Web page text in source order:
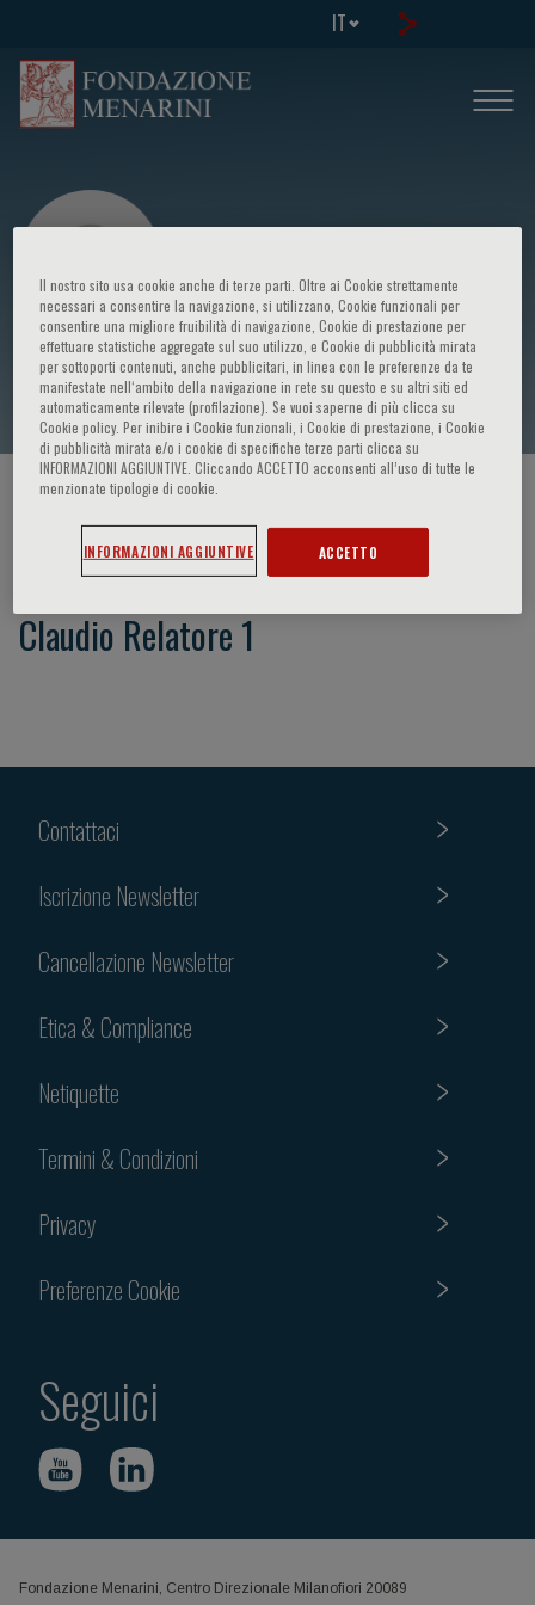
IT
Claudio Relatore 1
HOME PAGE / CORSI ED EVENTI
Claudio Relatore 1
Contattaci
Iscrizione Newsletter
Cancellazione Newsletter
Etica & Compliance
Netiquette
Termini & Condizioni
Privacy
Preferenze Cookie
Seguici
Fondazione Menarini, Centro Direzionale Milanofiori 20089
Il nostro sito usa cookie anche di terze parti. Oltre ai Cookie strettamente
necessari a consentire la navigazione, si utilizzano, Cookie funzionali per
consentire una migliore fruibilità di navigazione, Cookie di prestazione per
effettuare statistiche aggregate sul suo utilizzo, e Cookie di pubblicità mirata
per sottoporti contenuti, anche pubblicitari, in linea con le preferenze da te
manifestate nell‘ambito della navigazione in rete su questo e su altri siti ed
automaticamente rilevate (profilazione). Se vuoi saperne di più clicca su
Cookie policy. Per inibire i Cookie funzionali, i Cookie di prestazione, i Cookie
di pubblicità mirata e/o i cookie di specifiche terze parti clicca su
INFORMAZIONI AGGIUNTIVE. Cliccando ACCETTO acconsenti all’uso di tutte le
menzionate tipologie di cookie.
INFORMAZIONI AGGIUNTIVE ACCETTO